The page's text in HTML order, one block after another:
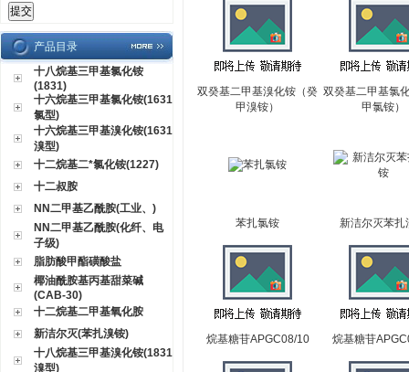
产品目录
十八烷基三甲基氯化铵
(1831)
十六烷基三甲基氯化铵(1631
氯型)
十六烷基三甲基溴化铵(1631
溴型)
十二烷基二*氯化铵(1227)
十二叔胺
NN二甲基乙酰胺(工业、)
NN二甲基乙酰胺(化纤、电
子级)
脂肪酸甲酯磺酸盐
椰油酰胺基丙基甜菜碱
(CAB-30)
十二烷基二甲基氧化胺
新洁尔灭(苯扎溴铵)
十八烷基三甲基溴化铵(1831
溴型)
双癸基二甲基溴化铵（癸
甲溴铵）
双癸基二甲基氯
甲氯铵）
苯扎氯铵 新洁尔灭苯扎
烷基糖苷APGC08/10 烷基糖苷